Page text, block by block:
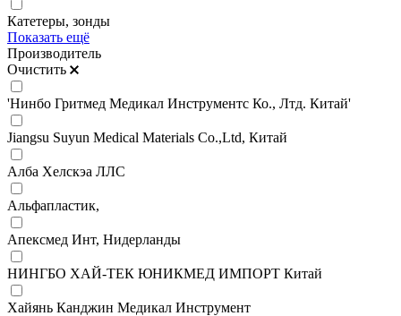
Катетеры, зонды
Показать ещё
Производитель
Очистить
'Нинбо Гритмед Медикал Инструментс Ко., Лтд. Китай'
Jiangsu Suyun Medical Materials Co.,Ltd, Китай
Алба Хелскэа ЛЛС
Альфапластик,
Апексмед Инт, Нидерланды
НИНГБО ХАЙ-ТЕК ЮНИКМЕД ИМПОРТ Китай
Хайянь Канджин Медикал Инструмент